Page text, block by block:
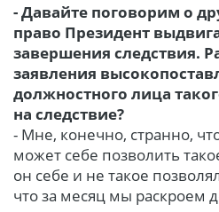
- Давайте поговорим о
право Президент
завершения следствия.
заявления
должностного лица
на следствие?
- Мне, конечно, странно,
может себе позволить
он себе и не такое
что за месяц мы раскроем